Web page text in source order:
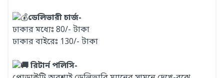
ডেলিভারী চার্জ-
ঢাকার মধ্যেঃ 80/- টাকা
ঢাকার বাইরেঃ 130/- টাকা
রিটার্ন পলিসি-